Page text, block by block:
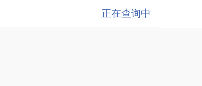
正在查询中